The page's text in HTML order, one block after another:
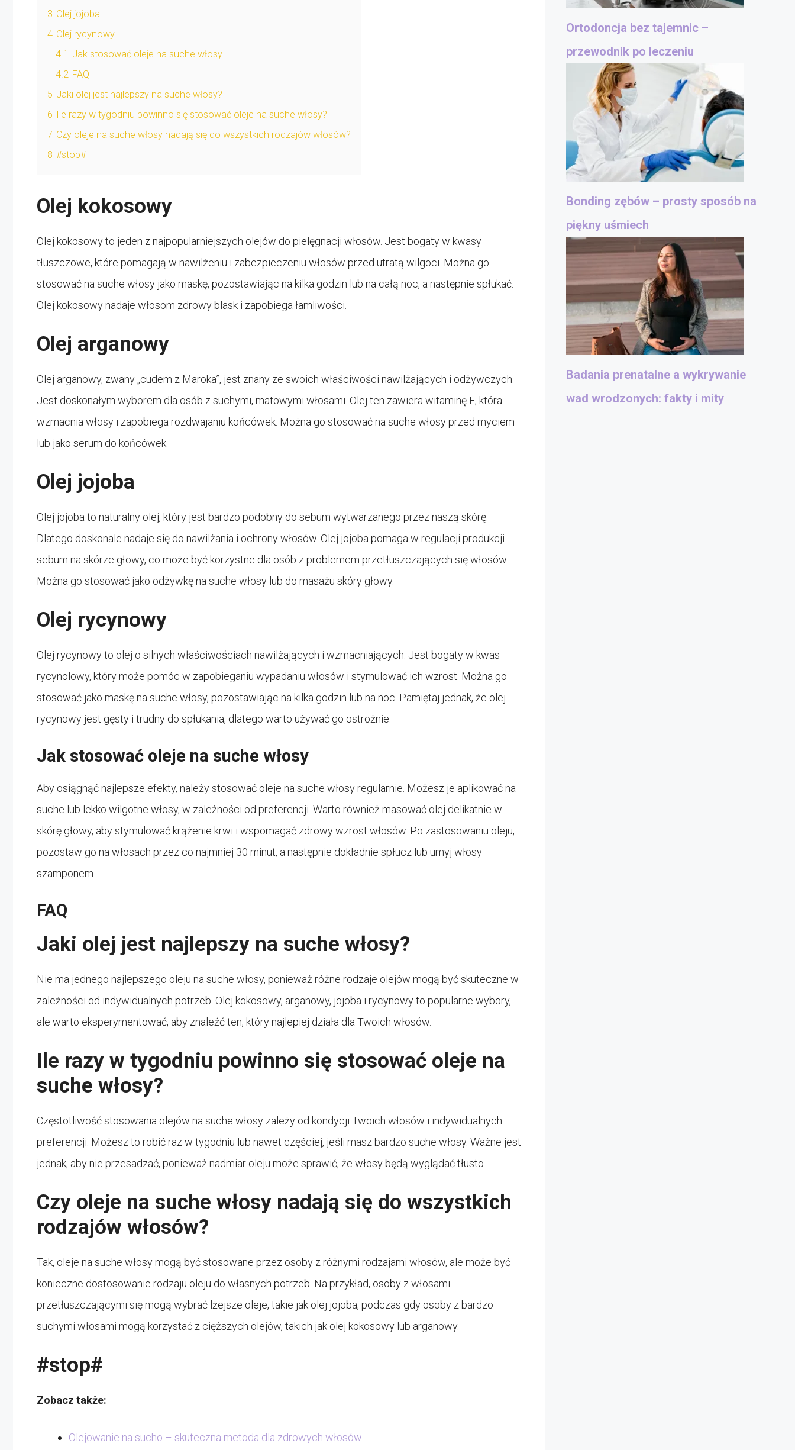
3 Olej jojoba
4 Olej rycynowy
4.1 Jak stosować oleje na suche włosy
4.2 FAQ
5 Jaki olej jest najlepszy na suche włosy?
6 Ile razy w tygodniu powinno się stosować oleje na suche włosy?
7 Czy oleje na suche włosy nadają się do wszystkich rodzajów włosów?
8 #stop#
Olej kokosowy
Olej kokosowy to jeden z najpopularniejszych olejów do pielęgnacji włosów. Jest bogaty w kwasy
tłuszczowe, które pomagają w nawilżeniu i zabezpieczeniu włosów przed utratą wilgoci. Można go
stosować na suche włosy jako maskę, pozostawiając na kilka godzin lub na całą noc, a następnie spłukać.
Olej kokosowy nadaje włosom zdrowy blask i zapobiega łamliwości.
Olej arganowy
Olej arganowy, zwany „cudem z Maroka”, jest znany ze swoich właściwości nawilżających i odżywczych.
Jest doskonałym wyborem dla osób z suchymi, matowymi włosami. Olej ten zawiera witaminę E, która
wzmacnia włosy i zapobiega rozdwajaniu końcówek. Można go stosować na suche włosy przed myciem
lub jako serum do końcówek.
Olej jojoba
Olej jojoba to naturalny olej, który jest bardzo podobny do sebum wytwarzanego przez naszą skórę.
Dlatego doskonale nadaje się do nawilżania i ochrony włosów. Olej jojoba pomaga w regulacji produkcji
sebum na skórze głowy, co może być korzystne dla osób z problemem przetłuszczających się włosów.
Można go stosować jako odżywkę na suche włosy lub do masażu skóry głowy.
Olej rycynowy
Olej rycynowy to olej o silnych właściwościach nawilżających i wzmacniających. Jest bogaty w kwas
rycynolowy, który może pomóc w zapobieganiu wypadaniu włosów i stymulować ich wzrost. Można go
stosować jako maskę na suche włosy, pozostawiając na kilka godzin lub na noc. Pamiętaj jednak, że olej
rycynowy jest gęsty i trudny do spłukania, dlatego warto używać go ostrożnie.
Jak stosować oleje na suche włosy
Aby osiągnąć najlepsze efekty, należy stosować oleje na suche włosy regularnie. Możesz je aplikować na
suche lub lekko wilgotne włosy, w zależności od preferencji. Warto również masować olej delikatnie w
skórę głowy, aby stymulować krążenie krwi i wspomagać zdrowy wzrost włosów. Po zastosowaniu oleju,
pozostaw go na włosach przez co najmniej 30 minut, a następnie dokładnie spłucz lub umyj włosy
szamponem.
FAQ
Jaki olej jest najlepszy na suche włosy?
Nie ma jednego najlepszego oleju na suche włosy, ponieważ różne rodzaje olejów mogą być skuteczne w
zależności od indywidualnych potrzeb. Olej kokosowy, arganowy, jojoba i rycynowy to popularne wybory,
ale warto eksperymentować, aby znaleźć ten, który najlepiej działa dla Twoich włosów.
Ile razy w tygodniu powinno się stosować oleje na
suche włosy?
Częstotliwość stosowania olejów na suche włosy zależy od kondycji Twoich włosów i indywidualnych
preferencji. Możesz to robić raz w tygodniu lub nawet częściej, jeśli masz bardzo suche włosy. Ważne jest
jednak, aby nie przesadzać, ponieważ nadmiar oleju może sprawić, że włosy będą wyglądać tłusto.
Czy oleje na suche włosy nadają się do wszystkich
rodzajów włosów?
Tak, oleje na suche włosy mogą być stosowane przez osoby z różnymi rodzajami włosów, ale może być
konieczne dostosowanie rodzaju oleju do własnych potrzeb. Na przykład, osoby z włosami
przetłuszczającymi się mogą wybrać lżejsze oleje, takie jak olej jojoba, podczas gdy osoby z bardzo
suchymi włosami mogą korzystać z cięższych olejów, takich jak olej kokosowy lub arganowy.
#stop#
Zobacz także:
Olejowanie na sucho – skuteczna metoda dla zdrowych włosów
Ortodoncja bez tajemnic –
przewodnik po leczeniu
Bonding zębów – prosty sposób na
piękny uśmiech
Badania prenatalne a wykrywanie
wad wrodzonych: fakty i mity